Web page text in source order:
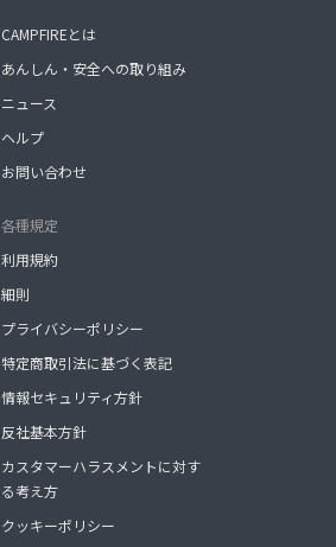
CAMPFIREとは
あんしん・安全への取り組み
ニュース
ヘルプ
お問い合わせ
各種規定
利用規約
細則
プライバシーポリシー
特定商取引法に基づく表記
情報セキュリティ方針
反社基本方針
カスタマーハラスメントに対す
る考え方
クッキーポリシー